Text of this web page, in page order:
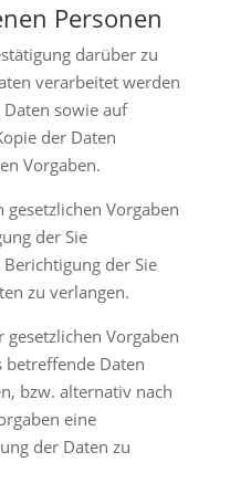
Personen
darüber zu
verarbeitet werden
sowie auf
der Daten
Vorgaben.
gesetzlichen Vorgaben
der Sie
der Sie
zu verlangen.
gesetzlichen Vorgaben
betreffende Daten
bzw. alternativ nach
eine
der Daten zu